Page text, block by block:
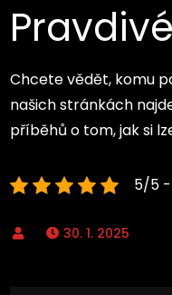
Chcete vědět, komu
našich stránkách
příběhů o tom, jak si
5/5
30. 1. 2025